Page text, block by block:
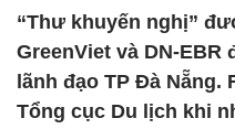
“Thư khuyến nghị”
GreenViet và DN-
lãnh đạo TP Đà Nẵng.
Tổng cục Du lịch khi